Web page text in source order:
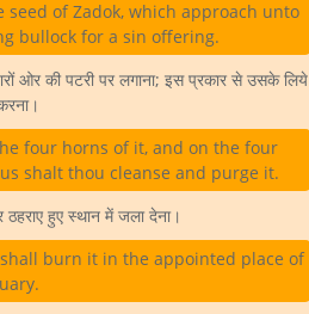
of Zadok, which approach unto
bullock for a sin offering.
ओर की पटरी पर लगाना; इस प्रकार से उसके लिये
four horns of it, and on the four
shalt thou cleanse and purge it.
हुए स्थान में जला देना।
burn it in the appointed place of